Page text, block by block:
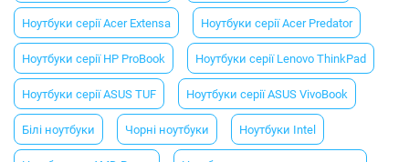
Ноутбуки серії Acer Extensa Ноутбуки серії Acer Predator
Ноутбуки серії HP ProBook Ноутбуки серії Lenovo ThinkPad
Ноутбуки серії ASUS TUF Ноутбуки серії ASUS VivoBook
Білі ноутбуки Чорні ноутбуки Ноутбуки Intel